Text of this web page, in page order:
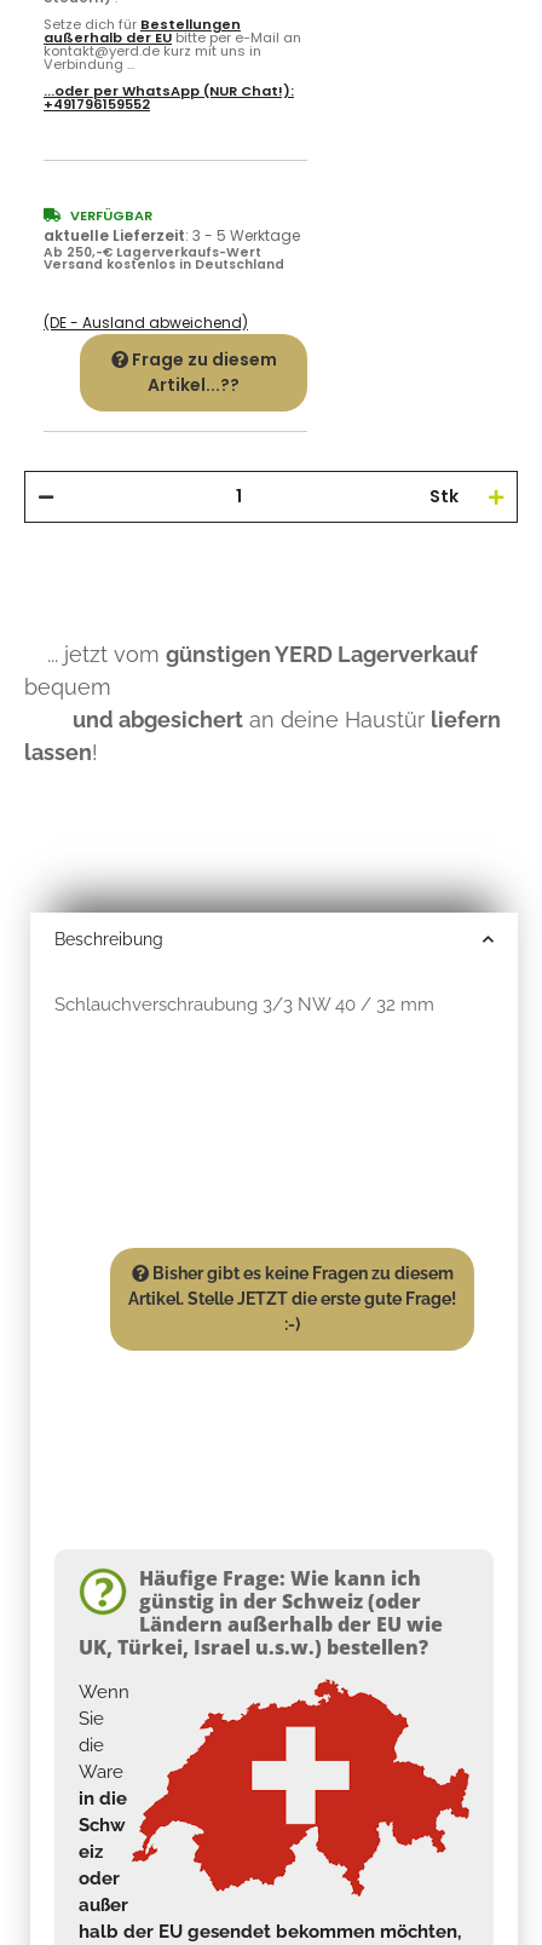
Setze dich für Bestellungen
außerhalb der EUbitte per e-Mail an
kontakt@yerd.de kurz mit uns in
Verbindung ...
...oder perWhatsApp (NUR Chat!):
+491796159552
VERFÜGBAR
aktuelle Lieferzeit: 3 - 5 Werktage
Ab 250,-€ Lagerverkaufs-Wert
Versand kostenlos in Deutschland
(DE - Ausland abweichend)
Frage zu diesem
Artikel...??
Stk
... jetzt vom günstigen YERD Lagerverkauf
bequem
und abgesichert an deine Haustür liefern
lassen!
Beschreibung
Schlauchverschraubung 3/3 NW 40 / 32 mm
Bisher gibt es keine Fragen zu diesem
Artikel. Stelle JETZT die erste gute Frage!
:-)
Häufige Frage: Wie kann ich
günstig in der Schweiz (oder
Ländern außerhalb der EU wie
UK, Türkei, Israel u.s.w.) bestellen?
Wenn
Sie
die
Ware
in die
Schw
eiz
oder
außer
halb der EU gesendet bekommen möchten,